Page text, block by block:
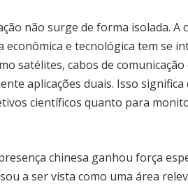
não surge de forma isolada. A
econômica e tecnológica tem se
satélites, cabos de
aplicações duais. Isso
científicos quanto para
chinesa ganhou força
a ser vista como uma área